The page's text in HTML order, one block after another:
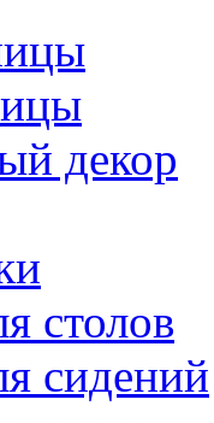
декор
столов
сидений